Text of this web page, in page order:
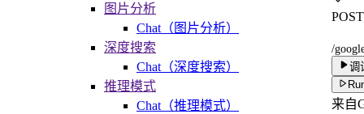
图片分析
Chat（图片分析）
深度搜索
Chat（深度搜索）
推理模式
Chat（推理模式）
POST
/
调
来自